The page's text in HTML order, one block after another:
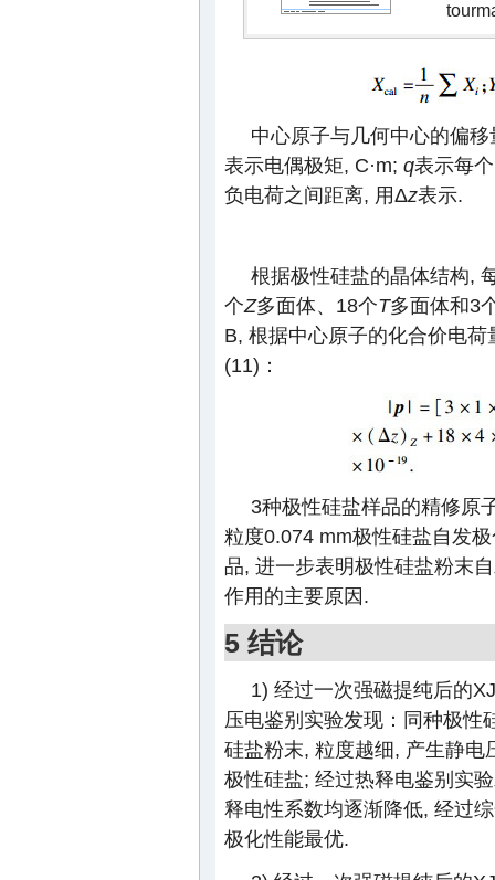
中心原子与几何中心的偏
表示电偶极矩, C·m; q表示每
负电荷之间距离, 用Δz表示.
根据极性硅盐的晶体结构,
个Z多面体、18个T多面体和3
B, 根据中心原子的化合价电
(11)：
3种极性硅盐样品的精修原
粒度0.074 mm极性硅盐自发
品, 进一步表明极性硅盐粉末
作用的主要原因.
5 结论
1) 经过一次强磁提纯后的
压电鉴别实验发现：同种极性
硅盐粉末, 粒度越细, 产生静
极性硅盐; 经过热释电鉴别实
释电性系数均逐渐降低, 经过
极化性能最优.